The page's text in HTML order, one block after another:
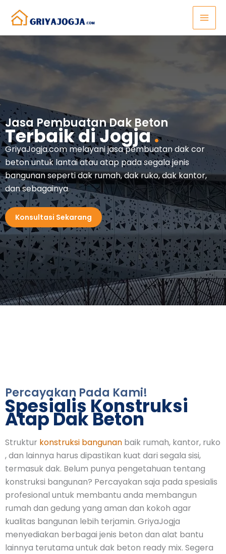
konten
Jasa Pembuatan Dak Beton
Terbaik di Jogja.
GriyaJogja.com melayani jasa pembuatan dak cor
beton untuk lantai atau atap pada segala jenis
bangunan seperti dak rumah, dak ruko, dak kantor,
dan sebagainya.
Konsultasi Sekarang
Percayakan Pada Kami!
Spesialis Konstruksi
Atap Dak Beton
Struktur konstruksi bangunan baik rumah, kantor, ruko
, dan lainnya harus dipastikan kuat dari segala sisi,
termasuk dak. Belum punya pengetahuan tentang
konstruksi bangunan? Percayakan saja pada spesialis
profesional untuk membantu anda membangun
rumah dan gedung yang aman dan kokoh agar
kualitas bangunan lebih terjamin. GriyaJogja
menyediakan berbagai jenis beton dan alat bantu
lainnya terutama untuk dak beton ready mix. Segera